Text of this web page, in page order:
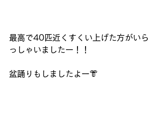
最高で40匹近くすくい上げた方がいら
っしゃいましたー！！
盆踊りもしましたよー👘